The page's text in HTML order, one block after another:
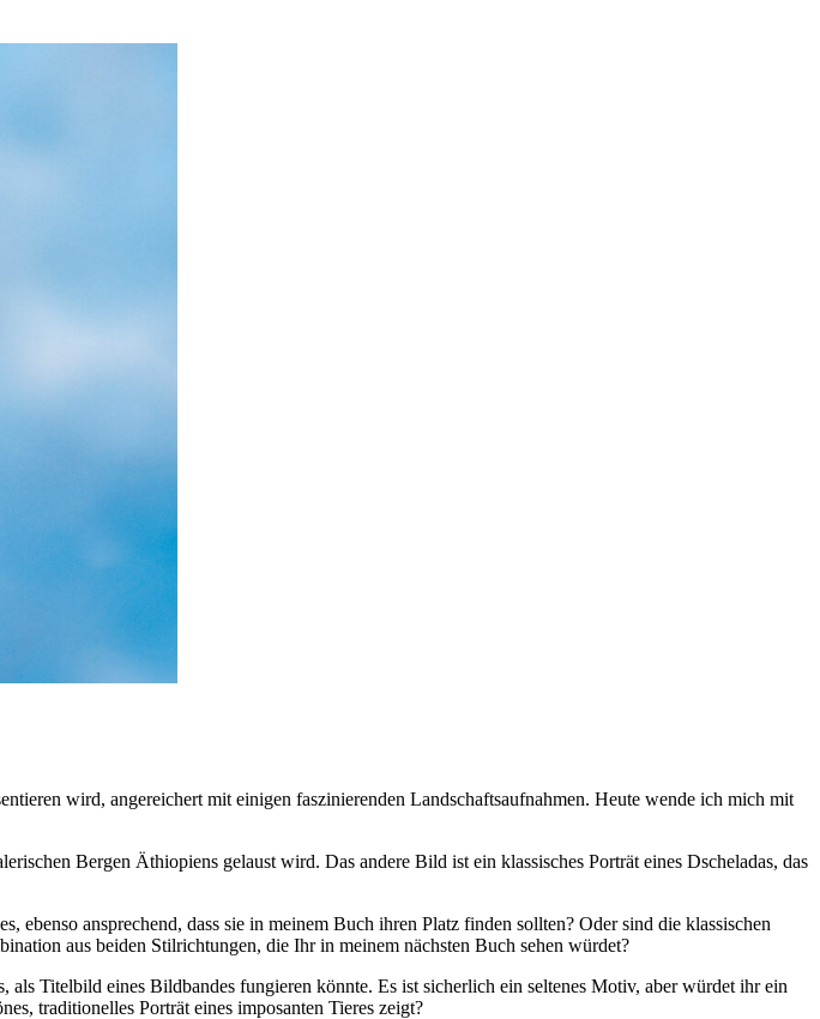
wird, angereichert mit einigen faszinierenden Landschaftsaufnahmen. Heute wende ich mich mit
Bergen Äthiopiens gelaust wird. Das andere Bild ist ein klassisches Porträt eines Dscheladas, das
ansprechend, dass sie in meinem Buch ihren Platz finden sollten? Oder sind die klassischen
aus beiden Stilrichtungen, die Ihr in meinem nächsten Buch sehen würdet?
Titelbild eines Bildbandes fungieren könnte. Es ist sicherlich ein seltenes Motiv, aber würdet ihr ein
traditionelles Porträt eines imposanten Tieres zeigt?